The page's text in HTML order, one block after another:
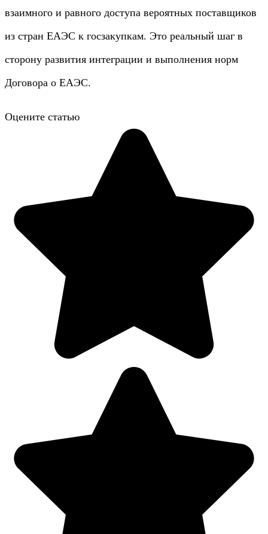
взаимного и равного доступа вероятных поставщиков
из стран ЕАЭС к госзакупкам. Это реальный шаг в
сторону развития интеграции и выполнения норм
Договора о ЕАЭС.
Оцените статью